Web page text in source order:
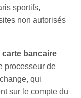
sportifs,
non autorisés
bancaire
processeur de
qui
sur le compte du